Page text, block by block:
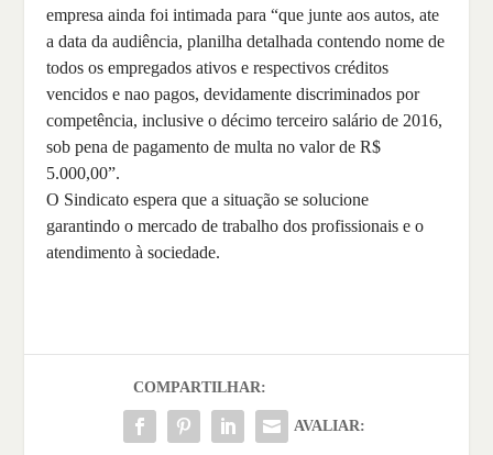
empresa ainda foi intimada para “que junte aos autos, ate
a data da audiência, planilha detalhada contendo nome de
todos os empregados ativos e respectivos créditos
vencidos e nao pagos, devidamente discriminados por
competência, inclusive o décimo terceiro salário de 2016,
sob pena de pagamento de multa no valor de R$
5.000,00”.
O Sindicato espera que a situação se solucione
garantindo o mercado de trabalho dos profissionais e o
atendimento à sociedade.
COMPARTILHAR:
AVALIAR: